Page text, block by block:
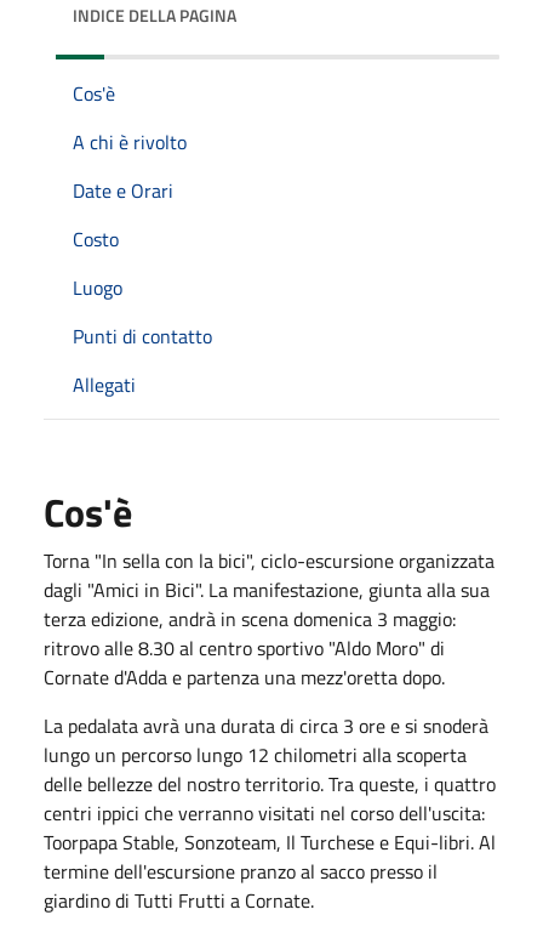
INDICE DELLA PAGINA
Cos'è
A chi è rivolto
Date e Orari
Costo
Luogo
Punti di contatto
Allegati
Cos'è
Torna "In sella con la bici", ciclo-escursione organizzata
dagli "Amici in Bici". La manifestazione, giunta alla sua
terza edizione, andrà in scena domenica 3 maggio:
ritrovo alle 8.30 al centro sportivo "Aldo Moro" di
Cornate d'Adda e partenza una mezz'oretta dopo.
La pedalata avrà una durata di circa 3 ore e si snoderà
lungo un percorso lungo 12 chilometri alla scoperta
delle bellezze del nostro territorio. Tra queste, i quattro
centri ippici che verranno visitati nel corso dell'uscita:
Toorpapa Stable, Sonzoteam, Il Turchese e Equi-libri. Al
termine dell'escursione pranzo al sacco presso il
giardino di Tutti Frutti a Cornate.